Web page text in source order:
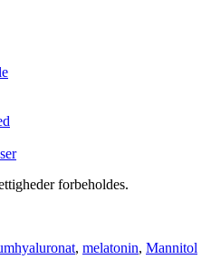
forbeholdes.
, melatonin, Mannitol